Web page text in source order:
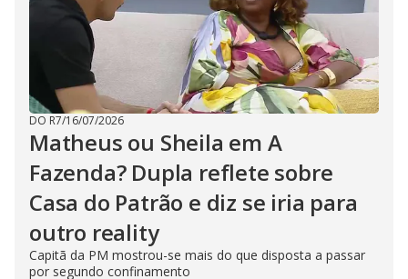
DO R7/16/07/2026
Matheus ou Sheila em A
Fazenda? Dupla reflete sobre
Casa do Patrão e diz se iria para
outro reality
Capitã da PM mostrou-se mais do que disposta a passar
por segundo confinamento